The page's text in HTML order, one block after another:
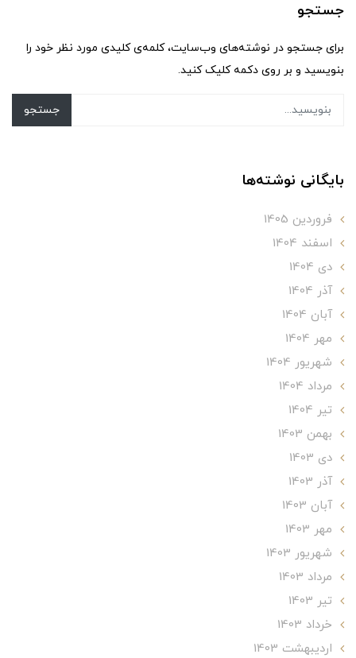
جستجو
برای جستجو در نوشته‌های وب‌سایت، کلمه‌ی کلیدی مورد نظر خود را
بنویسید و بر روی دکمه کلیک کنید.
جستجو
بایگانی نوشته‌ها
فروردین 1405
اسفند 1404
دی 1404
آذر 1404
آبان 1404
مهر 1404
شهریور 1404
مرداد 1404
تير 1404
بهمن 1403
دی 1403
آذر 1403
آبان 1403
مهر 1403
شهریور 1403
مرداد 1403
تير 1403
خرداد 1403
ارديبهشت 1403